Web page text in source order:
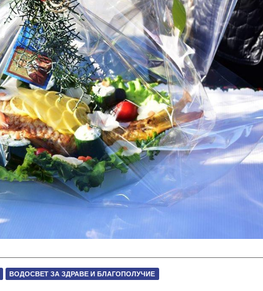
ВОДОСВЕТ ЗА ЗДРАВЕ И БЛАГОПОЛУЧИЕ